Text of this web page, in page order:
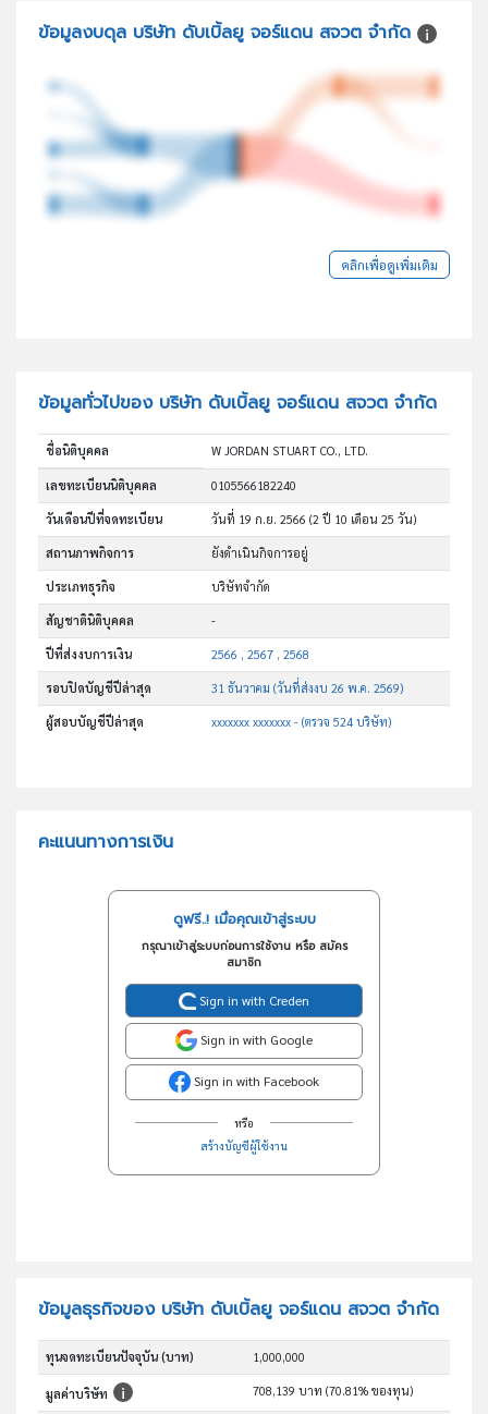
ข้อมูลงบดุล บริษัท ดับเบิ้ลยู จอร์แดน สจวต จำกัด
คลิกเพื่อดูเพิ่มเติม
ข้อมูลทั่วไปของ บริษัท ดับเบิ้ลยู จอร์แดน สจวต จำกัด
ชื่อนิติบุคคล W JORDAN STUART CO., LTD.
เลขทะเบียนนิติบุคคล 0105566182240
วันเดือนปีที่จดทะเบียน วันที่ 19 ก.ย. 2566(2 ปี 10 เดือน 25 วัน)
สถานภาพกิจการ ยังดำเนินกิจการอยู่
ประเภทธุรกิจ บริษัทจำกัด
สัญชาตินิติบุคคล -
ปีที่ส่งงบการเงิน 2566 , 2567 , 2568
รอบปิดบัญชีปีล่าสุด 31 ธันวาคม (วันที่ส่งงบ 26 พ.ค. 2569)
ผู้สอบบัญชีปีล่าสุด xxxxxxx xxxxxxx - (ตรวจ 524 บริษัท)
คะแนนทางการเงิน
ดูฟรี..! เมื่อคุณเข้าสู่ระบบ
กรุณาเข้าสู่ระบบก่อนการใช้งาน หรือ สมัคร
สมาชิก
Sign in with Creden
Sign in with Google
Sign in with Facebook
หรือ
สร้างบัญชีผู้ใช้งาน
ข้อมูลธุรกิจของ บริษัท ดับเบิ้ลยู จอร์แดน สจวต จำกัด
ทุนจดทะเบียนปัจจุบัน (บาท) 1,000,000
มูลค่าบริษัท 708,139 บาท (70.81% ของทุน)